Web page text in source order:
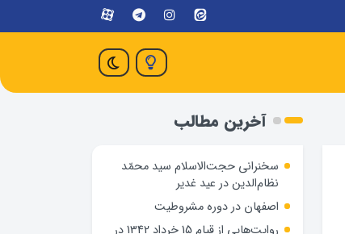
آخرین مطالب
سخنرانی حجت‌الاسلام سید محمّد
نظام‌الدین در عید غدیر
اصفهان در دوره مشروطیت